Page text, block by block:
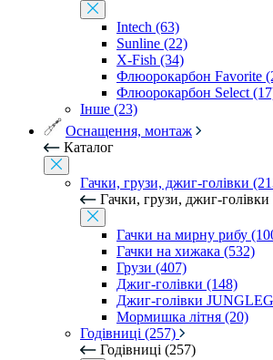
Intech (63)
Sunline (22)
X-Fish (34)
Флюорокарбон Favorite
Флюорокарбон Select
Інше (23)
Оснащення, монтаж
Каталог
Гачки, грузи, джиг-голівки
Гачки, грузи, джиг-
Гачки на мирну рибу
Гачки на хижака (532)
Грузи (407)
Джиг-голівки (148)
Джиг-голівки
Мормишка літня (20)
Годівниці (257)
Годівниці (257)